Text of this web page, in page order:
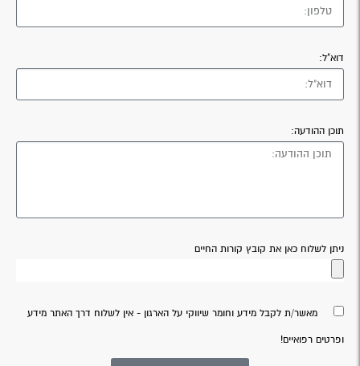
דוא"ל:
תוכן ההודעה:
ניתן לשלוח כאן את קובץ קורות החיים
מאשר/ת לקבל מידע וחומר שיווקי על הארגון - אין לשלוח דרך האתר מידע
ופרטים רפואיים!